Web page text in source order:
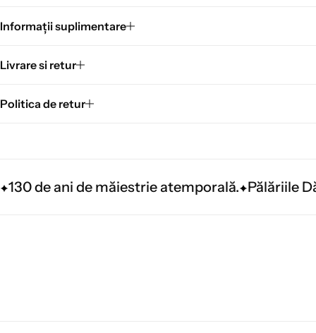
Informații suplimentare
Livrare si retur
Politica de retur
130 de ani de măiestrie atemporală. Pălăriile